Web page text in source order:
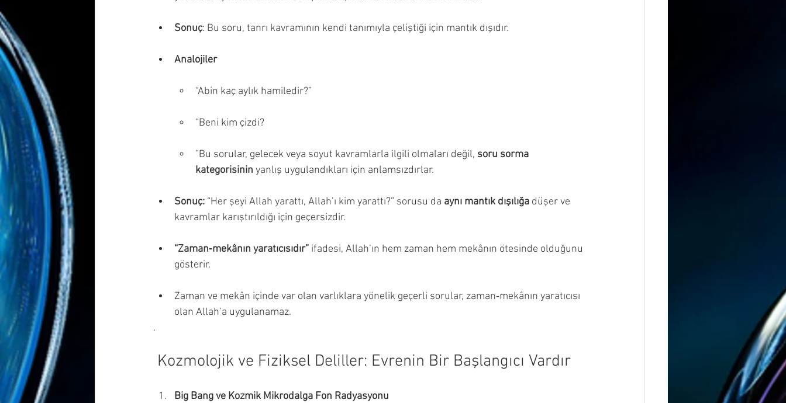
Sonuç: Bu soru, tanrı kavramının kendi tanımıyla çeliştiği için mantık dışıdır.
Analojiler
“Abin kaç aylık hamiledir?”
“Beni kim çizdi?
”Bu sorular, gelecek veya soyut kavramlarla ilgili olmaları değil, soru sorma
kategorisinin yanlış uygulandıkları için anlamsızdırlar.
Sonuç: “Her şeyi Allah yarattı, Allah’ı kim yarattı?” sorusu da aynı mantık dışılığa düşer ve
kavramlar karıştırıldığı için geçersizdir.
“Zaman‑mekânın yaratıcısıdır” ifadesi, Allah’ın hem zaman hem mekânın ötesinde olduğunu
gösterir.
Zaman ve mekân içinde var olan varlıklara yönelik geçerli sorular, zaman‑mekânın yaratıcısı
olan Allah’a uygulanamaz.
.
Kozmolojik ve Fiziksel Deliller: Evrenin Bir Başlangıcı Vardır
Big Bang ve Kozmik Mikrodalga Fon Radyasyonu